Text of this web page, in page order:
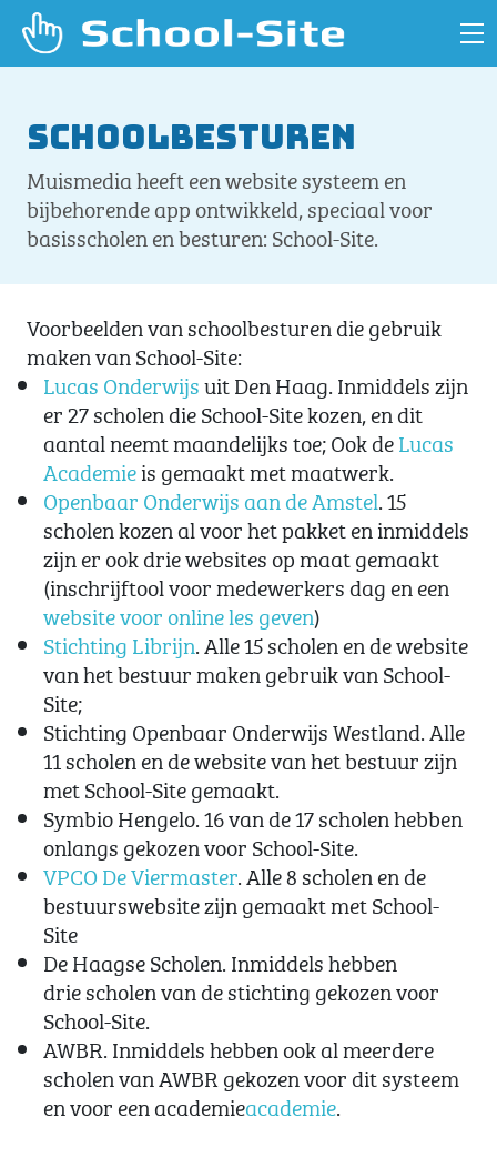
Schoolbesturen
Muismedia heeft een website systeem en
bijbehorende app ontwikkeld, speciaal voor
basisscholen en besturen: School-Site.
Voorbeelden van schoolbesturen die gebruik
maken van School-Site:
Lucas Onderwijsuit Den Haag. Inmiddels zijn
er 27 scholen die School-Site kozen, en dit
aantal neemt maandelijks toe; Ook deLucas
Academieis gemaakt met maatwerk.
Openbaar Onderwijs aan de Amstel. 15
scholen kozen al voor het pakket en inmiddels
zijn er ook drie websites op maat gemaakt
(inschrijftool voor medewerkers dag en een
website voor online les geven)
Stichting Librijn. Alle 15 scholen en de website
van het bestuur maken gebruik van School-
Site;
Stichting Openbaar Onderwijs Westland. Alle
11 scholen en de website van het bestuur zijn
met School-Site gemaakt.
Symbio Hengelo. 16 van de 17 scholen hebben
onlangs gekozen voor School-Site.
VPCO De Viermaster. Alle 8 scholen en de
bestuurswebsite zijn gemaakt met School-
Site
De Haagse Scholen. Inmiddels hebben
drie scholen van de stichting gekozen voor
School-Site.
AWBR. Inmiddels hebben ook al meerdere
scholen van AWBR gekozen voor dit systeem
en voor een academieacademie.